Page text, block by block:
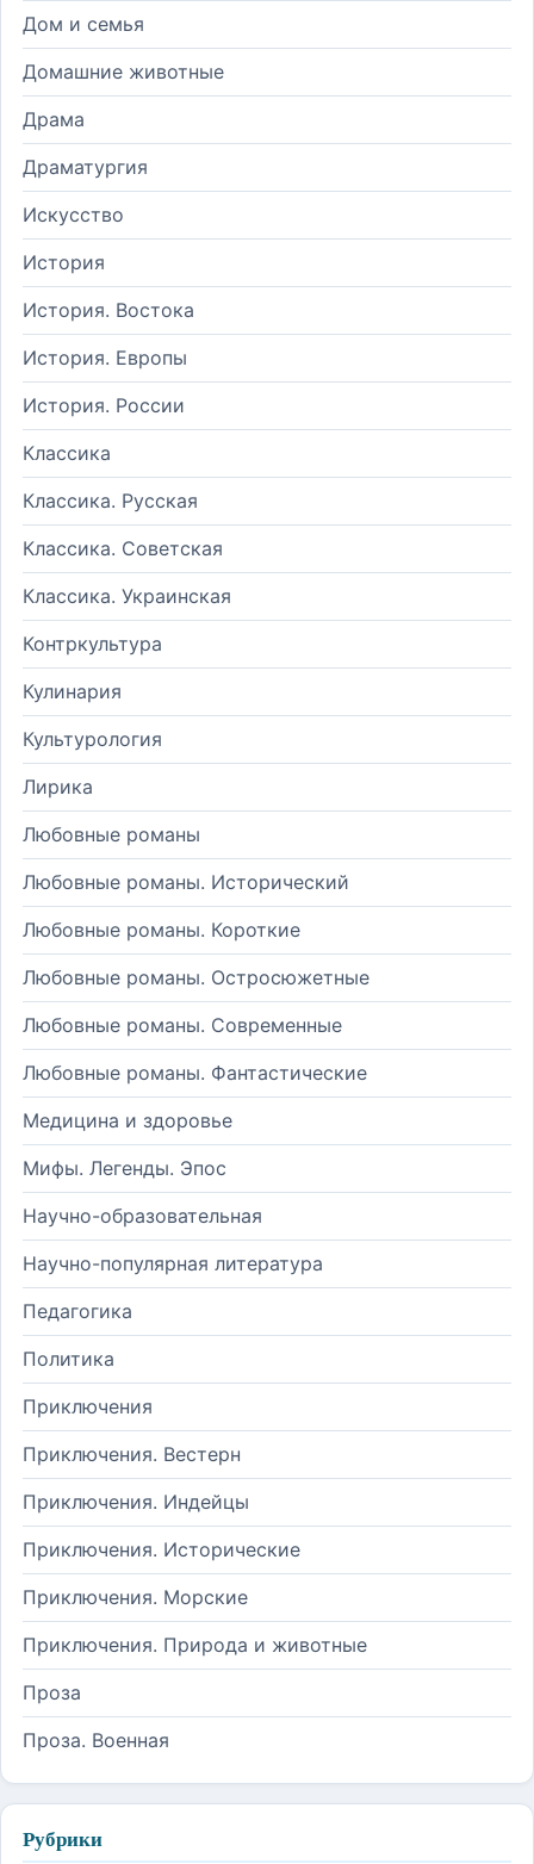
Дом и семья
Домашние животные
Драма
Драматургия
Искусство
История
История. Востока
История. Европы
История. России
Классика
Классика. Русская
Классика. Советская
Классика. Украинская
Контркультура
Кулинария
Культурология
Лирика
Любовные романы
Любовные романы. Исторический
Любовные романы. Короткие
Любовные романы. Остросюжетные
Любовные романы. Современные
Любовные романы. Фантастические
Медицина и здоровье
Мифы. Легенды. Эпос
Научно-образовательная
Научно-популярная литература
Педагогика
Политика
Приключения
Приключения. Вестерн
Приключения. Индейцы
Приключения. Исторические
Приключения. Морские
Приключения. Природа и животные
Проза
Проза. Военная
Рубрики